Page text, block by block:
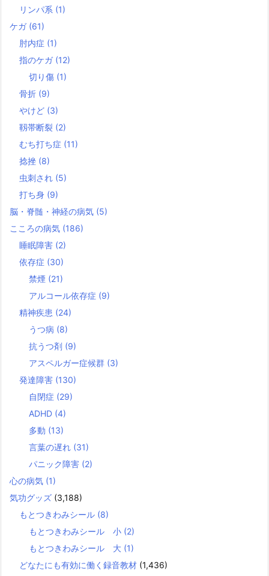
リンパ系 (1)
ケガ (61)
肘内症 (1)
指のケガ (12)
切り傷 (1)
骨折 (9)
やけど (3)
靱帯断裂 (2)
むち打ち症 (11)
捻挫 (8)
虫刺され (5)
打ち身 (9)
脳・脊髄・神経の病気 (5)
こころの病気 (186)
睡眠障害 (2)
依存症 (30)
禁煙 (21)
アルコール依存症 (9)
精神疾患 (24)
うつ病 (8)
抗うつ剤 (9)
アスペルガー症候群 (3)
発達障害 (130)
自閉症 (29)
ADHD (4)
多動 (13)
言葉の遅れ (31)
パニック障害 (2)
心の病気 (1)
気功グッズ (3,188)
もとつきわみシール (8)
もとつきわみシール 小 (2)
もとつきわみシール 大 (1)
どなたにも有効に働く録音教材 (1,436)